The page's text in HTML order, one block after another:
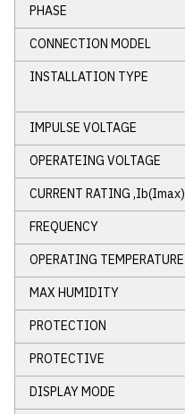
GCG
SDGs
ติดต่อเรา
PHASE
CONNECTION MODEL
INSTALLATION TYPE
IMPULSE VOLTAGE
OPERATEING VOLTAGE
CURRENT RATING ,Ib(Imax)
FREQUENCY
OPERATING TEMPERATURE
MAX HUMIDITY
PROTECTION
PROTECTIVE
DISPLAY MODE